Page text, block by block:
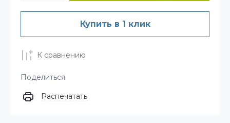
Купить в 1 клик
К сравнению
Поделиться
Распечатать